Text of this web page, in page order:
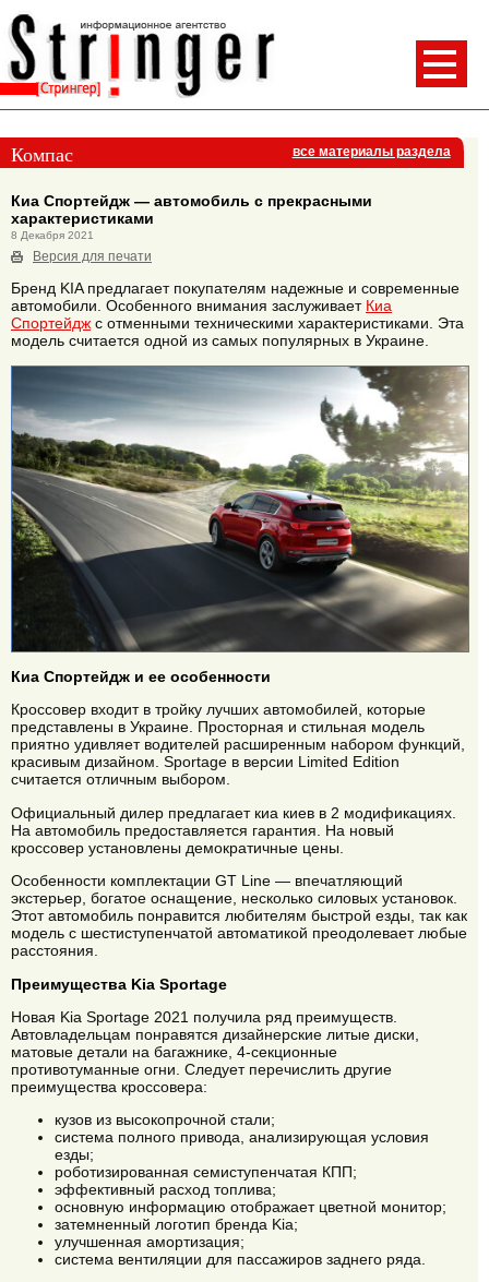
Компас все материалы раздела
Киа Спортейдж — автомобиль с прекрасными
характеристиками
8 Декабря 2021
Версия для печати
Бренд KIA предлагает покупателям надежные и современные
автомобили. Особенного внимания заслуживает Киа
Спортейдж с отменными техническими характеристиками. Эта
модель считается одной из самых популярных в Украине.
Киа Спортейдж и ее особенности
Кроссовер входит в тройку лучших автомобилей, которые
представлены в Украине. Просторная и стильная модель
приятно удивляет водителей расширенным набором функций,
красивым дизайном. Sportage в версии Limited Edition
считается отличным выбором.
Официальный дилер предлагает киа киев в 2 модификациях.
На автомобиль предоставляется гарантия. На новый
кроссовер установлены демократичные цены.
Особенности комплектации GT Line — впечатляющий
экстерьер, богатое оснащение, несколько силовых установок.
Этот автомобиль понравится любителям быстрой езды, так как
модель с шестиступенчатой автоматикой преодолевает любые
расстояния.
Преимущества Kia Sportage
Новая Kia Sportage 2021 получила ряд преимуществ.
Автовладельцам понравятся дизайнерские литые диски,
матовые детали на багажнике, 4-секционные
противотуманные огни. Следует перечислить другие
преимущества кроссовера:
кузов из высокопрочной стали;
система полного привода, анализирующая условия
езды;
роботизированная семиступенчатая КПП;
эффективный расход топлива;
основную информацию отображает цветной монитор;
затемненный логотип бренда Kia;
улучшенная амортизация;
система вентиляции для пассажиров заднего ряда.